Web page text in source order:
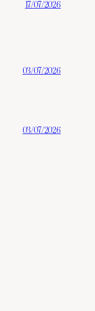
17/07/2026
03/07/2026
03/07/2026